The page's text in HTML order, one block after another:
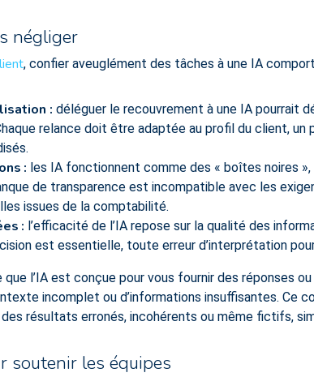
négliger
, confier aveuglément des tâches à une IA
: déléguer le recouvrement à une IA pourrait
relance doit être adaptée au profil du client,
: les IA fonctionnent comme des « boîtes noires
de transparence est incompatible avec les
issues de la comptabilité.
: l’efficacité de l’IA repose sur la qualité des
est essentielle, toute erreur d’interprétation
que l’IA est conçue pour vous fournir des réponses
incomplet ou d’informations insuffisantes. Ce
résultats erronés, incohérents ou même fictifs,
soutenir les équipes